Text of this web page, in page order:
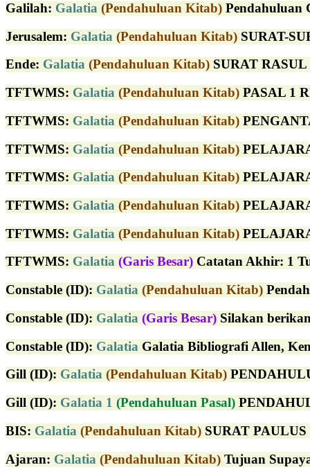
Galilah: Galatia (Pendahuluan Kitab) Pendahuluan
Jerusalem: Galatia (Pendahuluan Kitab) SURAT-
Ende: Galatia (Pendahuluan Kitab) SURAT
TFTWMS: Galatia (Pendahuluan Kitab) PASAL 1
TFTWMS: Galatia (Pendahuluan Kitab)
TFTWMS: Galatia (Pendahuluan Kitab)
TFTWMS: Galatia (Pendahuluan Kitab)
TFTWMS: Galatia (Pendahuluan Kitab)
TFTWMS: Galatia (Pendahuluan Kitab)
TFTWMS: Galatia (Garis Besar) Catatan Akhir: 1
Constable (ID): Galatia (Pendahuluan Kitab)
Constable (ID): Galatia (Garis Besar) Silakan
Constable (ID): Galatia Galatia Bibliografi Allen,
Gill (ID): Galatia (Pendahuluan Kitab)
Gill (ID): Galatia 1 (Pendahuluan Pasal)
BIS: Galatia (Pendahuluan Kitab) SURAT
Ajaran: Galatia (Pendahuluan Kitab) Tujuan